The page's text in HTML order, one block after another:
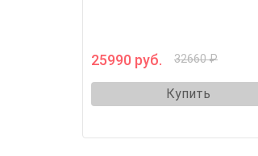
25990 руб. 32660 ₽
Купить